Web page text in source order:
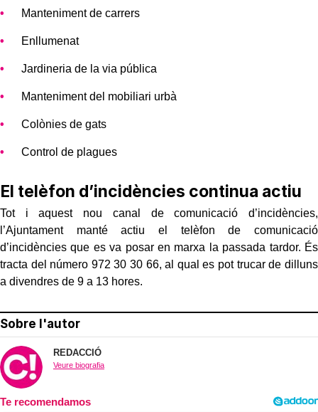
Manteniment de carrers
Enllumenat
Jardineria de la via pública
Manteniment del mobiliari urbà
Colònies de gats
Control de plagues
El telèfon d’incidències continua actiu
Tot i aquest nou canal de comunicació d’incidències,
l’Ajuntament manté actiu el telèfon de comunicació
d’incidències que es va posar en marxa la passada tardor. És
tracta del número 972 30 30 66, al qual es pot trucar de dilluns
a divendres de 9 a 13 hores.
Sobre l'autor
REDACCIÓ
Veure biografia